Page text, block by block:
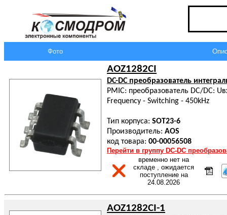
Фото
AOZ1282CI
DC-DC преобразователь
PMIC: преобразователь DC/DC:
Frequency - Switching - 450kHz
Тип корпуса: SOT23-6
Производитель: AOS
код товара: 00-00056508
Перейти в группу DC-DC
временно нет на
складе , ожидается
поступление на
24.08.2026
AOZ1282CI-1